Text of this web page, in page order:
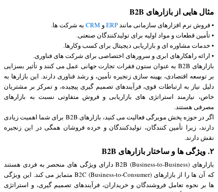
مثال هایی از بازارهای B2B
• فروش نرم افزارهای سازمانی مانندERPو CRM به شرکت ها.
• تأمین قطعات و مواد اولیه برای تولیدکنندگان صنعتی.
• خدمات مشاوره ای و بازاریابی دیجیتال برای کسب وکارها.
• ارائه راهکارهای ابری و سرورهای اختصاصی برای شرکت های فناوری.
بازارهای B2B به عنوان ستون فقرات تجارت جهانی عمل می کنند و تأثیر بسزایی
بر توسعه اقتصادی، بهینه سازی زنجیره تأمین، و رشد فناوری دارند. این بازارها به
دلیل نیاز به ارتباطات قوی، فرآیندهای تصمیم گیری پیچیده، و تمرکز بر مشتریان
خاص، نیازمند استراتژی های بازاریابی و فروش متفاوتی نسبت به بازارهای
مصرفی هستند.
اگر در حوزه پخش مویرگی فعالیت می کنید، بازارهای B2B برای شما اهمیت زیادی
دارند، زیرا تأمین کنندگان، تولیدکنندگان و خرده فروشان همگی در این زنجیره
نقش دارند.
۲. ویژگی ها و ساختار بازارهای B2B
بازارهای B2B (Business-to-Business) دارای ویژگی های منحصر به فردی هستند
که آن ها را از بازارهای B2C (Business-to-Consumer) متمایز می کند. این ویژگی
ها بر نحوه تعامل فروشندگان و خریداران، فرآیندهای تصمیم گیری، و استراتژی